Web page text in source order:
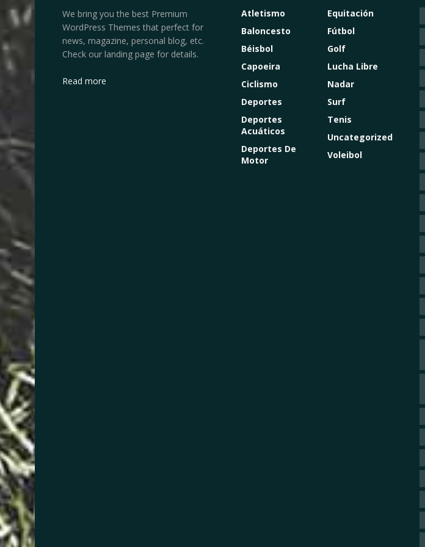
We bring you the best Premium
WordPress Themes that perfect for
news, magazine, personal blog, etc.
Check our landing page for details.
Read more
Atletismo
Baloncesto
Béisbol
Capoeira
Ciclismo
Deportes
Deportes
Acuáticos
Deportes De
Motor
Equitación
Fútbol
Golf
Lucha Libre
Nadar
Surf
Tenis
Uncategorized
Voleibol